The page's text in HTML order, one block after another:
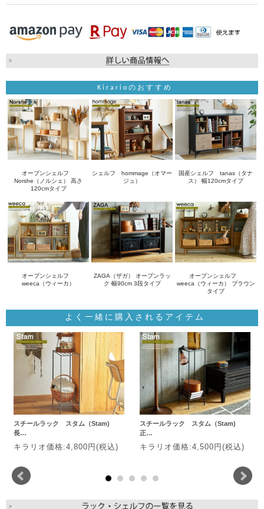
Kirarioのおすすめ
オープンシェルフ
Norshe（ノルシェ） 高さ
120cmタイプ
シェルフ hommage（オマー
ジュ）
国産シェルフ tanas（タナ
ス） 幅120cmタイプ
オープンシェルフ
weeca（ウィーカ）
ZAGA（ザガ） オープンラッ
ク 幅90cm 3段タイプ
オープンシェルフ
weeca（ウィーカ） ブラウン
タイプ
よく一緒に購入されるアイテム
スチールラック スタム（Stam)
長…
キラリオ価格:4,800円(税込)
スチールラック スタム（Stam)
正…
キラリオ価格:4,500円(税込)